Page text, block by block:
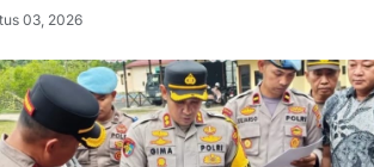
03, 2026